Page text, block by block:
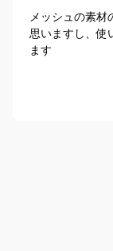
メッシュの素材
思いますし、使
ます